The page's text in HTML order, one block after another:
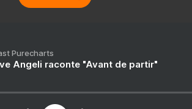
Purecharts
Angeli raconte "Avant de partir"